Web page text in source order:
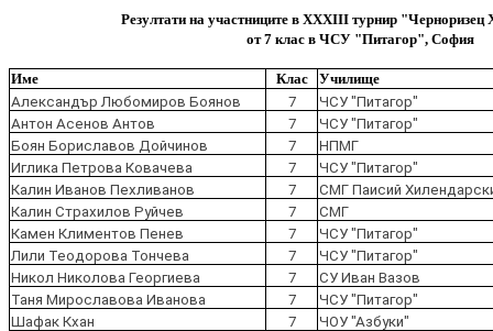
Резултати на участниците в XХXIII турнир "Черноризец
от 7 клас в ЧСУ "Питагор", София
Име Клас
Училище
Александър Любомиров Боянов
7
ЧСУ "Питагор"
Антон Асенов Антов
7
ЧСУ "Питагор"
Боян Бориславов Дойчинов
7
НПМГ
Иглика Петрова Ковачева
7
ЧСУ "Питагор"
Калин Иванов Пехливанов
7
СМГ Паисий
Калин Страхилов Руйчев
7
СМГ
Камен Климентов Пенев
7
ЧСУ "Питагор"
Лили Теодорова Тончева
7
ЧСУ "Питагор"
Никол Николова Георгиева
7
СУ Иван Вазов
Таня Мирославова Иванова
7
ЧСУ "Питагор"
Шафак Кхан
7 ЧОУ "Азбуки"